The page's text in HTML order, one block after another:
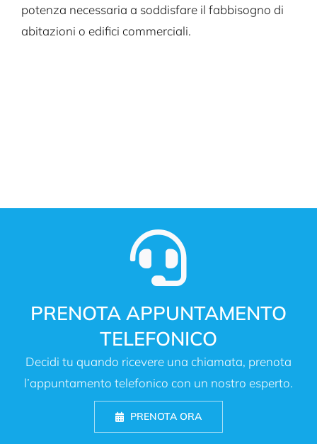
PROGETTAZIONE
potenza necessaria a soddisfare il fabbisogno di
abitazioni o edifici commerciali.
PRENOTA APPUNTAMENTO
TELEFONICO
Decidi tu quando ricevere una chiamata, prenota
l’appuntamento telefonico con un nostro esperto.
PRENOTA ORA